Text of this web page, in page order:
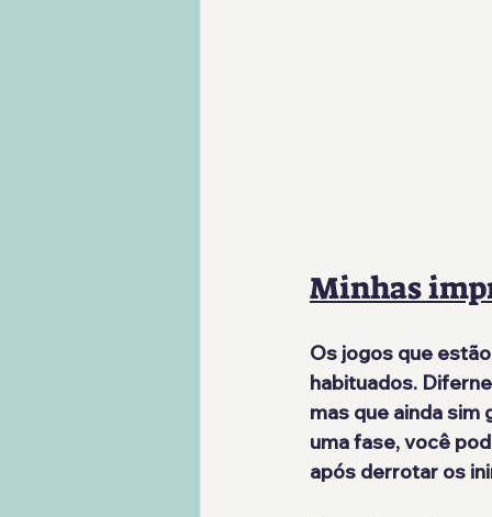
Minhas
Os jogos que
habituados.
mas que ainda
uma fase, você
após derrotar os